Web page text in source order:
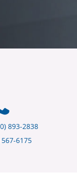
893-2838
567-6175